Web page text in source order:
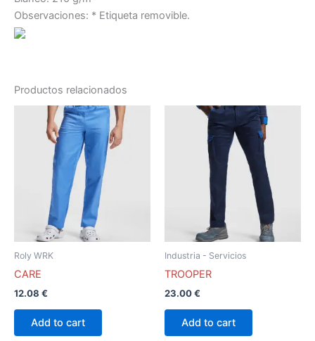
Observaciones: * Etiqueta removible.
Productos relacionados
Roly WRK
CARE
12.08 €
Add to cart
Este
producto
tiene
múltiples
variantes.
página
de
Industria - Servicios
TROOPER
23.00€
Add to cart
Este
producto
tiene
múltiples
variantes.
Las
opciones
se
página
de